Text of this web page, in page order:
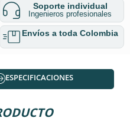
Soporte individual
Ingenieros profesionales
Envíos a toda Colombia
ESPECIFICACIONES